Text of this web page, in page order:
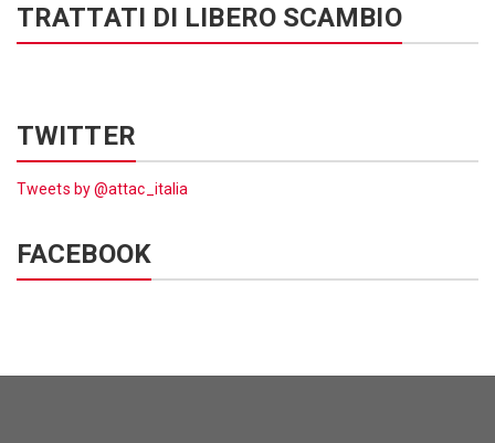
TRATTATI DI LIBERO SCAMBIO
TWITTER
Tweets by @attac_italia
FACEBOOK